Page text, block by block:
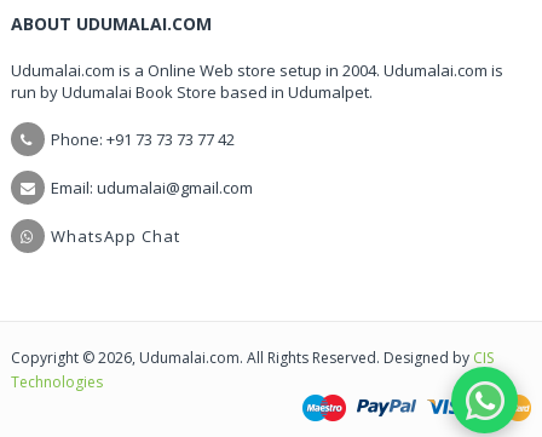
ABOUT UDUMALAI.COM
Udumalai.com is a Online Web store setup in 2004. Udumalai.com is
run by Udumalai Book Store based in Udumalpet.
Phone: +91 73 73 73 77 42
Email: udumalai@gmail.com
WhatsApp Chat
Copyright © 2026, Udumalai.com. All Rights Reserved. Designed by CIS
Technologies